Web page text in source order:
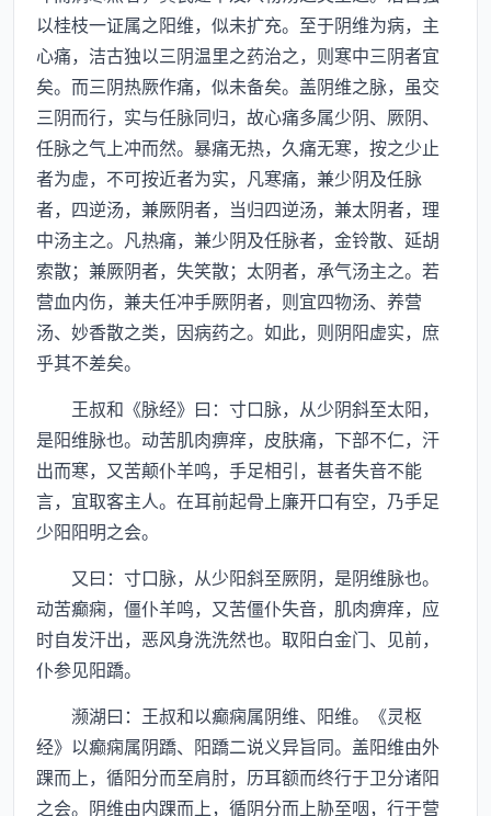
以桂枝一证属之阳维，似未扩充。至于阴维为病，主
心痛，洁古独以三阴温里之药治之，则寒中三阴者宜
矣。而三阴热厥作痛，似未备矣。盖阴维之脉，虽交
三阴而行，实与任脉同归，故心痛多属少阴、厥阴、
任脉之气上冲而然。暴痛无热，久痛无寒，按之少止
者为虚，不可按近者为实，凡寒痛，兼少阴及任脉
者，四逆汤，兼厥阴者，当归四逆汤，兼太阴者，理
中汤主之。凡热痛，兼少阴及任脉者，金铃散、延胡
索散；兼厥阴者，失笑散；太阴者，承气汤主之。若
营血内伤，兼夫任冲手厥阴者，则宜四物汤、养营
汤、妙香散之类，因病药之。如此，则阴阳虚实，庶
乎其不差矣。
王叔和《脉经》曰：寸口脉，从少阴斜至太阳，
是阳维脉也。动苦肌肉痹痒，皮肤痛，下部不仁，汗
出而寒，又苦颠仆羊鸣，手足相引，甚者失音不能
言，宜取客主人。在耳前起骨上廉开口有空，乃手足
少阳阳明之会。
又曰：寸口脉，从少阳斜至厥阴，是阴维脉也。
动苦癫痫，僵仆羊鸣，又苦僵仆失音，肌肉痹痒，应
时自发汗出，恶风身洗洗然也。取阳白金门、见前，
仆参见阳蹻。
濒湖曰：王叔和以癫痫属阴维、阳维。《灵枢
经》以癫痫属阴蹻、阳蹻二说义异旨同。盖阳维由外
踝而上，循阳分而至肩肘，历耳额而终行于卫分诸阳
之会。阴维由内踝而上，循阴分而上胁至咽，行于营